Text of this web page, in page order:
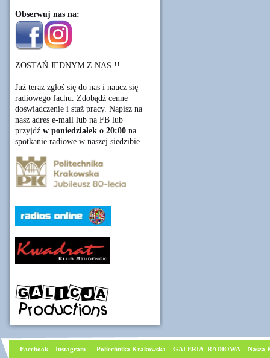
Obserwuj nas na:
ZOSTAŃ JEDNYM Z NAS !!
Już teraz zgłoś się do nas i naucz się
radiowego fachu. Zdobądź cenne
doświadczenie i staż pracy. Napisz na
nasz adres e-mail lub na FB lub
przyjdź w poniedziałek o 20:00 na
spotkanie radiowe w naszej siedzibie.
Facebook Instagram Poliechnika Krakowska GALERIA RADIOWA Nasza